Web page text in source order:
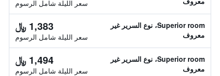
سعر الليلة شامل الرسوم
Superior room، نوع السرير غير
معروف
1,383 ﷼
سعر الليلة شامل الرسوم
Superior room، نوع السرير غير
معروف
1,494 ﷼
سعر الليلة شامل الرسوم